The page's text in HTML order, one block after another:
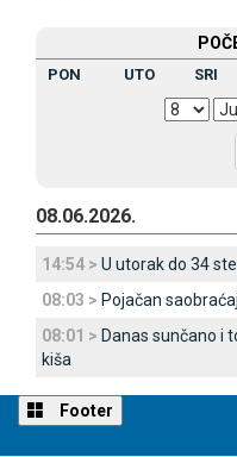
PON UTO SRI
08.06.2026.
14:54 > U utorak do 34
08:03 > Pojačan
08:01 > Danas sunčano i
kiša
Footer